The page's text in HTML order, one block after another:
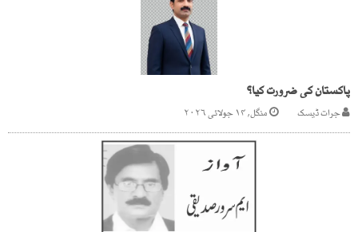
پاکستان کی ضرورت کیا؟
جرات ڈیسک منگل, ۱۴ جولائی ۲۰۲۶